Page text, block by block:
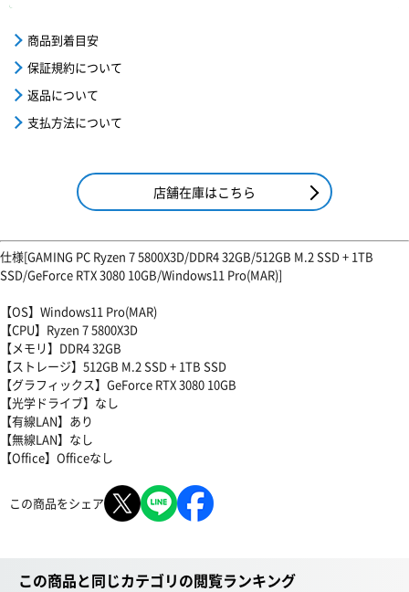
商品到着目安
保証規約について
返品について
支払方法について
店舗在庫はこちら
仕様[GAMING PC Ryzen 7 5800X3D/DDR4 32GB/512GB M.2 SSD + 1TB
SSD/GeForce RTX 3080 10GB/Windows11 Pro(MAR)]
【OS】Windows11 Pro(MAR)
【CPU】Ryzen 7 5800X3D
【メモリ】DDR4 32GB
【ストレージ】512GB M.2 SSD + 1TB SSD
【グラフィックス】GeForce RTX 3080 10GB
【光学ドライブ】なし
【有線LAN】あり
【無線LAN】なし
【Office】Officeなし
この商品をシェア
この商品と同じカテゴリの閲覧ランキング